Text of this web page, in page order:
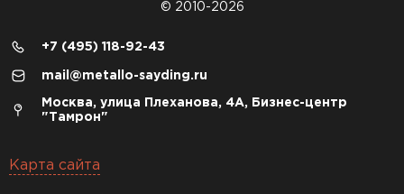
© 2010-2026
+7 (495) 118-92-43
mail@metallo-sayding.ru
Москва, улица Плеханова, 4А, Бизнес-центр
"Тамрон"
Карта сайта